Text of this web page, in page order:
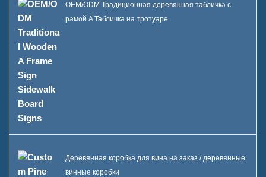
OEM/ODM Традиционная деревянная табличка с
рамой A Табличка на тротуаре
Деревянная коробка для вина на заказ / деревянные
винные коробки